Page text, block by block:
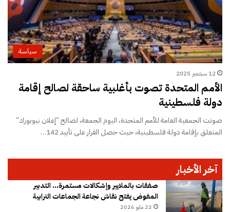
سياسة
12 سبتمبر 2025
الأمم المتحدة تصوت بأغلبية ساحقة لصالح إقامة
دولة فلسطينية
صوتت الجمعية العامة للأمم المتحدة، اليوم الجمعة، لصالح “إعلان نيويورك”
المتعلق بإقامة دولة فلسطينية، حيث حصل القرار على تأييد 142…
آخر الأخبار
صفقات بالملايير وإشكالات مستمرة… التدبير
المفوض يفتح نقاش نجاعة الجماعات الترابية
22 مايو 2026